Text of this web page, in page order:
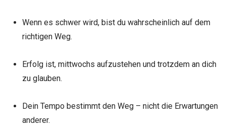
Wenn es schwer wird, bist du wahrscheinlich auf dem
richtigen Weg.
Erfolg ist, mittwochs aufzustehen und trotzdem an dich
zu glauben.
Dein Tempo bestimmt den Weg – nicht die Erwartungen
anderer.